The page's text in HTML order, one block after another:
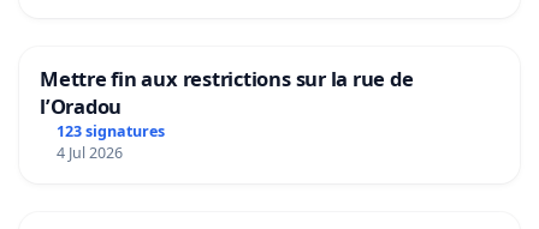
Mettre fin aux restrictions sur la rue de
l’Oradou
123 signatures
4 Jul 2026